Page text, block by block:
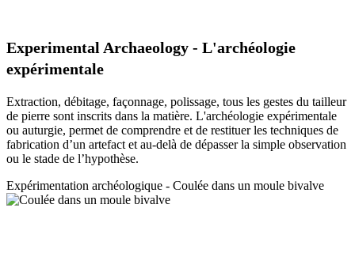
Experimental Archaeology - L'archéologie
expérimentale
Extraction, débitage, façonnage, polissage, tous les gestes du tailleur
de pierre sont inscrits dans la matière. L'archéologie expérimentale
ou auturgie, permet de comprendre et de restituer les techniques de
fabrication d’un artefact et au-delà de dépasser la simple observation
ou le stade de l’hypothèse.
Expérimentation archéologique - Coulée dans un moule bivalve